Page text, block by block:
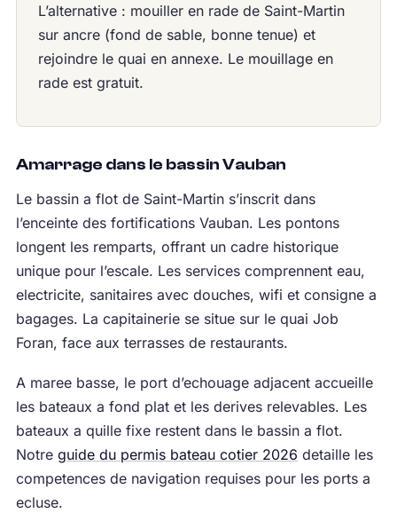
L’alternative : mouiller en rade de Saint-Martin
sur ancre (fond de sable, bonne tenue) et
rejoindre le quai en annexe. Le mouillage en
rade est gratuit.
Amarrage dans le bassin Vauban
Le bassin a flot de Saint-Martin s’inscrit dans
l’enceinte des fortifications Vauban. Les pontons
longent les remparts, offrant un cadre historique
unique pour l’escale. Les services comprennent eau,
electricite, sanitaires avec douches, wifi et consigne a
bagages. La capitainerie se situe sur le quai Job
Foran, face aux terrasses de restaurants.
A maree basse, le port d’echouage adjacent accueille
les bateaux a fond plat et les derives relevables. Les
bateaux a quille fixe restent dans le bassin a flot.
Notre guide du permis bateau cotier 2026 detaille les
competences de navigation requises pour les ports a
ecluse.